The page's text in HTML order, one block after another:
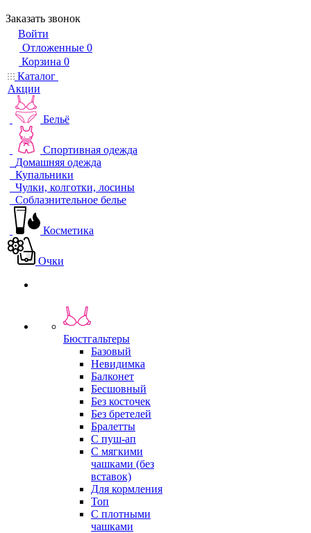
Заказать звонок
Войти
Отложенные 0
Корзина 0
Каталог
Акции
Бельё
Спортивная одежда
Домашняя одежда
Купальники
Чулки, колготки, лосины
Соблазнительное белье
Косметика
Очки
Бюстгальтеры
Базовый
Невидимка
Балконет
Бесшовный
Без косточек
Без бретелей
Бралетты
С пуш-ап
С мягкими
чашками (без
вставок)
Для кормления
Топ
С плотными
чашками